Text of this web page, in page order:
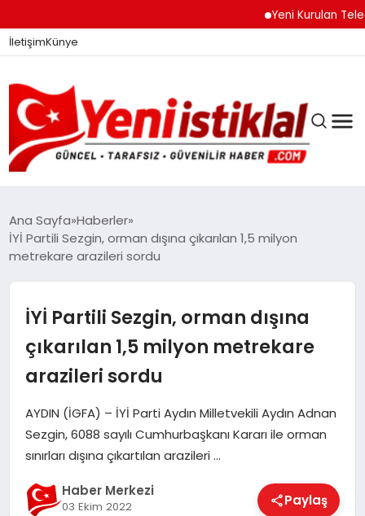
Yeni Kurulan
İletişimKünye
GÜNDEM
DÜNYA
EĞITIM
EKONOMI
MAGAZIN
Ana Sayfa Haberler
İYİ Partili Sezgin, orman dışına çıkarılan 1,5 milyon
metrekare arazileri sordu
İYİ Partili Sezgin, orman dışına
çıkarılan 1,5 milyon metrekare
arazileri sordu
AYDIN (İGFA) – İYİ Parti Aydın Milletvekili Aydın Adnan
Sezgin, 6088 sayılı Cumhurbaşkanı Kararı ile orman
sınırları dışına çıkartılan arazileri …
Haber Merkezi
03 Ekim 2022 Paylaş